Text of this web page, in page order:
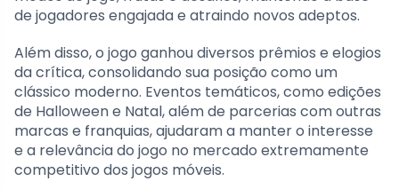
de jogadores engajada e atraindo novos adeptos.
Além disso, o jogo ganhou diversos prêmios e elogios
da crítica, consolidando sua posição como um
clássico moderno. Eventos temáticos, como edições
de Halloween e Natal, além de parcerias com outras
marcas e franquias, ajudaram a manter o interesse
e a relevância do jogo no mercado extremamente
competitivo dos jogos móveis.